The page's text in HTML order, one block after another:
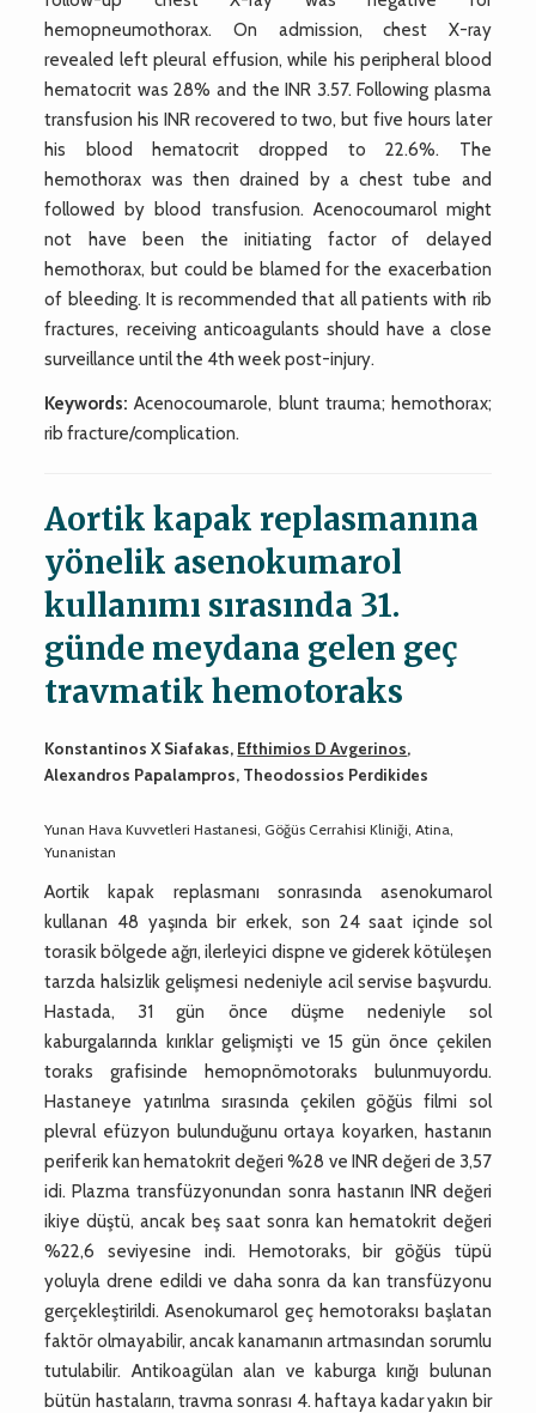
hemopneumothorax. On admission, chest X-ray
revealed left pleural effusion, while his peripheral blood
hematocrit was 28% and the INR 3.57. Following plasma
transfusion his INR recovered to two, but five hours later
his blood hematocrit dropped to 22.6%. The
hemothorax was then drained by a chest tube and
followed by blood transfusion. Acenocoumarol might
not have been the initiating factor of delayed
hemothorax, but could be blamed for the exacerbation
of bleeding. It is recommended that all patients with rib
fractures, receiving anticoagulants should have a close
surveillance until the 4th week post-injury.
Keywords: Acenocoumarole, blunt trauma; hemothorax;
rib fracture/complication.
Aortik kapak replasmanına
yönelik asenokumarol
kullanımı sırasında 31.
günde meydana gelen geç
travmatik hemotoraks
Konstantinos X Siafakas, Efthimios D Avgerinos,
Alexandros Papalampros, Theodossios Perdikides
Yunan Hava Kuvvetleri Hastanesi, Göğüs Cerrahisi Kliniği, Atina,
Yunanistan
Aortik kapak replasmanı sonrasında asenokumarol
kullanan 48 yaşında bir erkek, son 24 saat içinde sol
torasik bölgede ağrı, ilerleyici dispne ve giderek kötüleşen
tarzda halsizlik gelişmesi nedeniyle acil servise başvurdu.
Hastada, 31 gün önce düşme nedeniyle sol
kaburgalarında kırıklar gelişmişti ve 15 gün önce çekilen
toraks grafisinde hemopnömotoraks bulunmuyordu.
Hastaneye yatırılma sırasında çekilen göğüs filmi sol
plevral efüzyon bulunduğunu ortaya koyarken, hastanın
periferik kan hematokrit değeri %28 ve INR değeri de 3,57
idi. Plazma transfüzyonundan sonra hastanın INR değeri
ikiye düştü, ancak beş saat sonra kan hematokrit değeri
%22,6 seviyesine indi. Hemotoraks, bir göğüs tüpü
yoluyla drene edildi ve daha sonra da kan transfüzyonu
gerçekleştirildi. Asenokumarol geç hemotoraksı başlatan
faktör olmayabilir, ancak kanamanın artmasından sorumlu
tutulabilir. Antikoagülan alan ve kaburga kırığı bulunan
bütün hastaların, travma sonrası 4. haftaya kadar yakın bir